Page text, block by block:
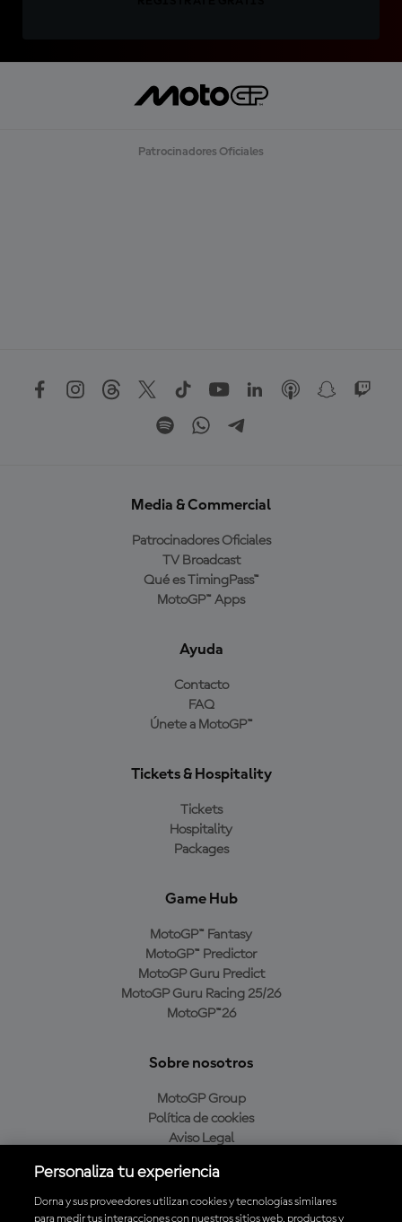
Patrocinadores Oficiales
Media & Commercial
Patrocinadores Oficiales
TV Broadcast
Qué es TimingPass™
MotoGP™ Apps
Ayuda
Contacto
FAQ
Únete a MotoGP™
Tickets & Hospitality
Tickets
Hospitality
Packages
Game Hub
MotoGP™ Fantasy
MotoGP™ Predictor
MotoGP Guru Predict
MotoGP Guru Racing 25/26
MotoGP™26
Sobre nosotros
MotoGP Group
Política de cookies
Aviso Legal
Política de compra
Personaliza tu experiencia
Dorna y sus proveedores utilizan cookies y tecnologías similares
para medir tus interacciones con nuestros sitios web, productos y